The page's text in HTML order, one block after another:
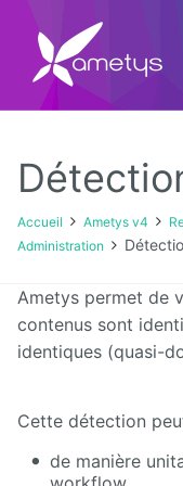
Ametys v4
utilisateur
et
Accueil Ametys v4
Administration
Ametys permet de
contenus sont
identiques (quasi-
Cette détection
de manière